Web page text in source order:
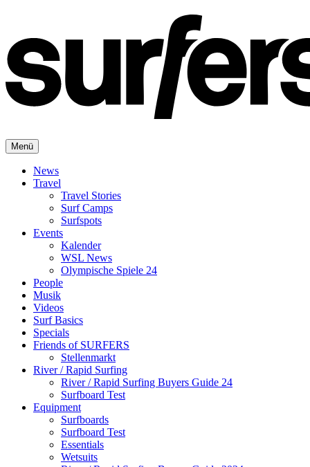
Menü
News
Travel
Travel Stories
Surf Camps
Surfspots
Events
Kalender
WSL News
Olympische Spiele 24
People
Musik
Videos
Surf Basics
Specials
Friends of SURFERS
Stellenmarkt
River / Rapid Surfing
River / Rapid Surfing Buyers Guide 24
Surfboard Test
Equipment
Surfboards
Surfboard Test
Essentials
Wetsuits